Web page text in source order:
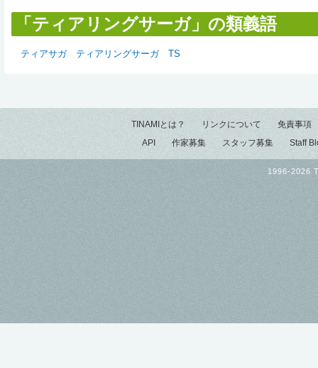
「ティアリングサーガ」の類義語
ティアサガ ティアリングサーガ TS
TINAMIとは？ リンクについて
免責事項
API
作家募集 スタッフ募集 Staff
1996-2026